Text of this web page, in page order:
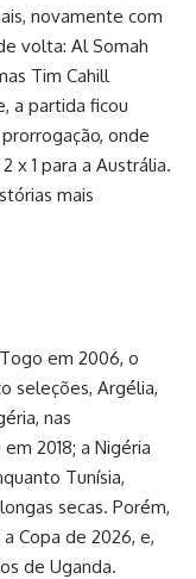
novamente com
volta: Al Somah
Tim Cahill
a partida ficou
onde
x 1 para a Austrália.
mais
em 2006, o
seleções, Argélia,
nas
2018; a Nigéria
Tunísia,
secas. Porém,
Copa de 2026, e,
de Uganda.